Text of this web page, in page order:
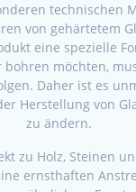
technischen
von gehärtetem
eine spezielle
bohren möchten,
Daher ist es
Herstellung von
zu ändern.
zu Holz, Steinen
ernsthaften